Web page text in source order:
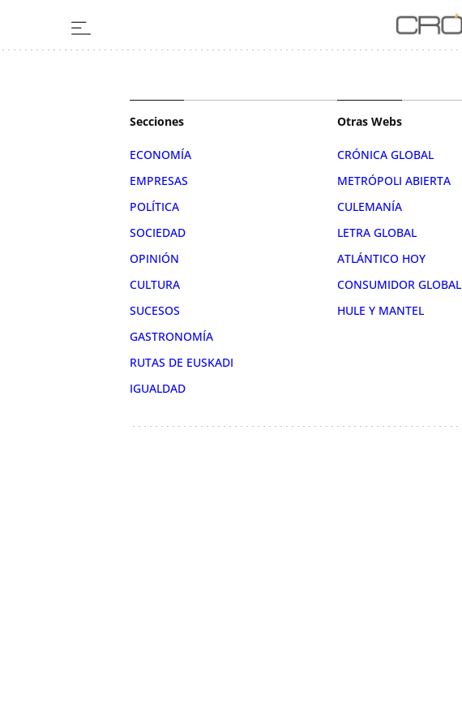
Secciones
ECONOMÍA
EMPRESAS
POLÍTICA
SOCIEDAD
OPINIÓN
CULTURA
SUCESOS
GASTRONOMÍA
RUTAS DE EUSKADI
IGUALDAD
Otras Webs
CRÓNICA GLOBAL
METRÓPOLI ABIERTA
CULEMANÍA
LETRA GLOBAL
ATLÁNTICO HOY
CONSUMIDOR GLOBAL
HULE Y MANTEL